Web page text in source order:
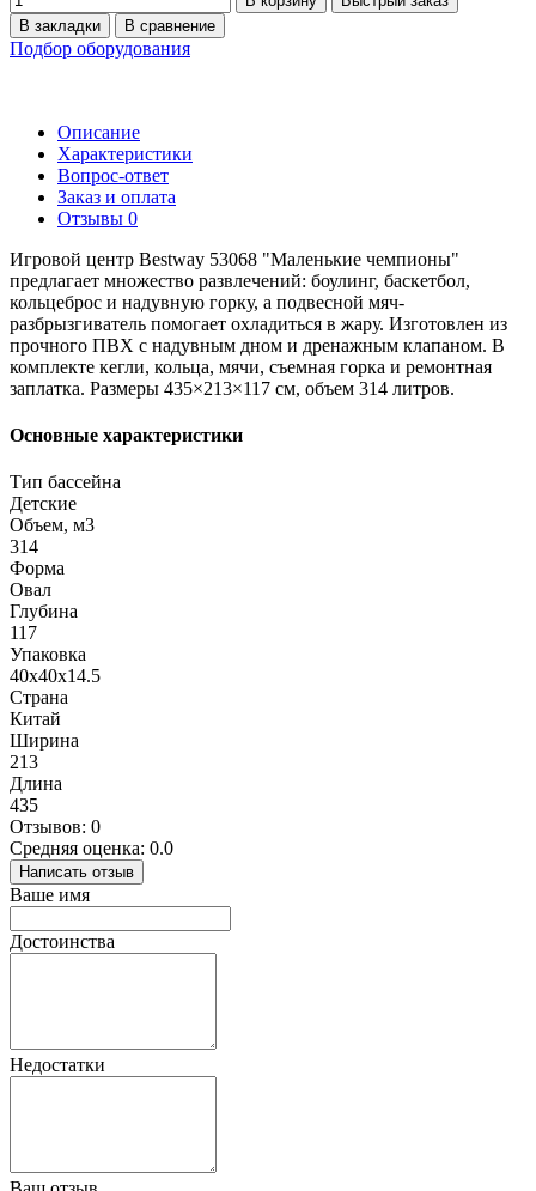
В закладки
В сравнение
Подбор оборудования
Описание
Характеристики
Вопрос-ответ
Заказ и оплата
Отзывы 0
Игровой центр Bestway 53068 "Маленькие чемпионы"
предлагает множество развлечений: боулинг, баскетбол,
кольцеброс и надувную горку, а подвесной мяч-
разбрызгиватель помогает охладиться в жару. Изготовлен из
прочного ПВХ с надувным дном и дренажным клапаном. В
комплекте кегли, кольца, мячи, съемная горка и ремонтная
заплатка. Размеры 435×213×117 см, объем 314 литров.
Основные характеристики
Тип бассейна
Детские
Объем, м3
314
Форма
Овал
Глубина
117
Упаковка
40х40х14.5
Страна
Китай
Ширина
213
Длина
435
Отзывов: 0
Средняя оценка: 0.0
Написать отзыв
Ваше имя
Достоинства
Недостатки